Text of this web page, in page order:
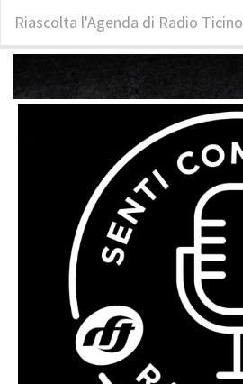
Riascolta l'Agenda di Radio Ticino